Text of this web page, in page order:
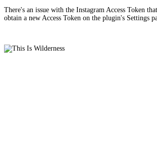
There's an issue with the Instagram Access Token
obtain a new Access Token on the plugin's Settings